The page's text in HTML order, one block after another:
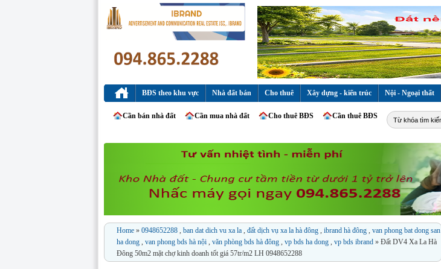
BĐS theo khu vực Nhà đất bán Cho thuê Xây dựng - kiến trúc Nội - Ngoại thất
Cần bán nhà đất Cần mua nhà đất Cho thuê BĐS Cần thuê BĐS
Home » 0948652288 , ban dat dich vu xa la , đất dịch vụ xa la hà đông , ibrand hà đông , van phong bat dong san
ha dong , van phong bds hà nội , văn phòng bds hà đông , vp bds ha dong , vp bds ibrand » Đất DV4 Xa La Hà
Đông 50m2 mặt chợ kinh doanh tốt giá 57tr/m2 LH 0948652288